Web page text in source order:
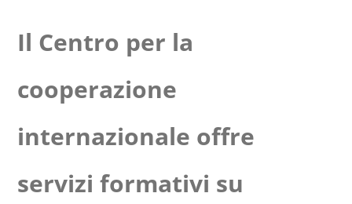
Progetti
In rete con
Notizie
Chi siamo
Il Centro per la
cooperazione
internazionale offre
servizi formativi su